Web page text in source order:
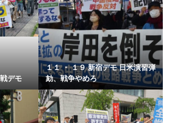
デモ
１１ ・ １９ 新宿デモ 日米演習弾
劾、戦争やめろ